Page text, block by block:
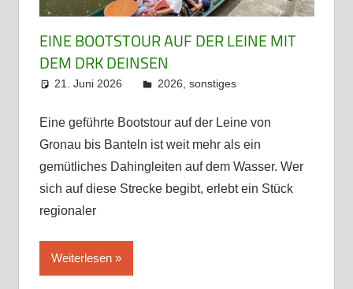
EINE BOOTSTOUR AUF DER LEINE MIT
DEM DRK DEINSEN
21. Juni 2026 admin
2026 sonstiges
Eine geführte Bootstour auf der Leine von
Gronau bis Banteln ist weit mehr als ein
gemütliches Dahingleiten auf dem Wasser. Wer
sich auf diese Strecke begibt, erlebt ein Stück
regionaler
Weiterlesen